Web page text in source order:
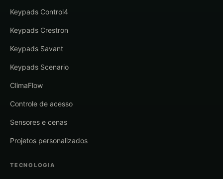
Keypads Control4
Keypads Crestron
Keypads Savant
Keypads Scenario
ClimaFlow
Controle de acesso
Sensores e cenas
Projetos personalizados
TECNOLOGIA